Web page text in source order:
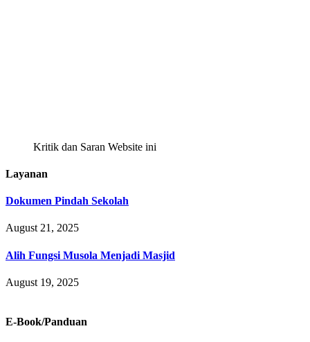
Kritik dan Saran Website ini
Layanan
Dokumen Pindah Sekolah
August 21, 2025
Alih Fungsi Musola Menjadi Masjid
August 19, 2025
E-Book/Panduan